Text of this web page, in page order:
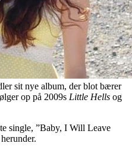
sit nye album, der blot bærer
op på 2009s Little Hells og
single, ”Baby, I Will Leave